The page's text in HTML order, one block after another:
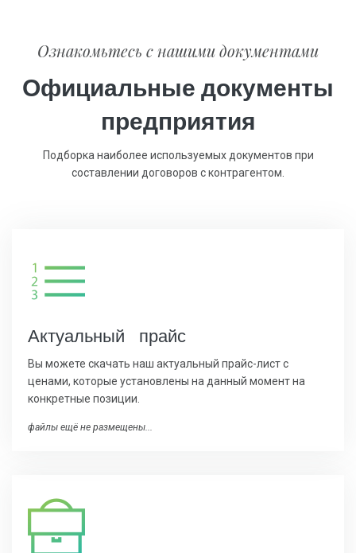
Ознакомьтесь с нашими документами
Официальные документы
предприятия
Подборка наиболее используемых документов при
составлении договоров с контрагентом.
Актуальный прайс
Вы можете скачать наш актуальный прайс-лист с
ценами, которые установлены на данный момент на
конкретные позиции.
файлы ещё не размещены...